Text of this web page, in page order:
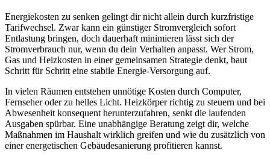
Energiekosten zu senken gelingt dir nicht allein durch kurzfristige
Tarifwechsel. Zwar kann ein günstiger Stromvergleich sofort
Entlastung bringen, doch dauerhaft minimieren lässt sich der
Stromverbrauch nur, wenn du dein Verhalten anpasst. Wer Strom,
Gas und Heizkosten in einer gemeinsamen Strategie denkt, baut
Schritt für Schritt eine stabile Energie-Versorgung auf.
In vielen Räumen entstehen unnötige Kosten durch Computer,
Fernseher oder zu helles Licht. Heizkörper richtig zu steuern und bei
Abwesenheit konsequent herunterzufahren, senkt die laufenden
Ausgaben spürbar. Eine unabhängige Beratung zeigt dir, welche
Maßnahmen im Haushalt wirklich greifen und wie du zusätzlich von
einer energetischen Gebäudesanierung profitieren kannst.